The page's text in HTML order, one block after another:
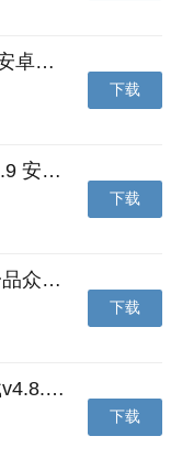
艺图语app下载v3.3.4 安卓免费版
下载
爱鸽者手机版下载v3.2.9 安卓版
下载
一品威客网接单app(一品众包)下载v2.7.1 安卓最新版
下载
诸葛找房网官方版下载v4.8.1.1 安卓最新版
下载